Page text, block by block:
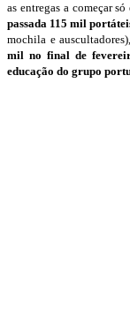
as entregas a começar
passada 115 mil
mochila e auscultadores),
mil no final de
educação do grupo